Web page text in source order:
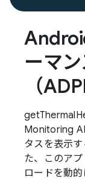
ーマ
（
Monitoring
タスを表示
た、このア
ロードを動的